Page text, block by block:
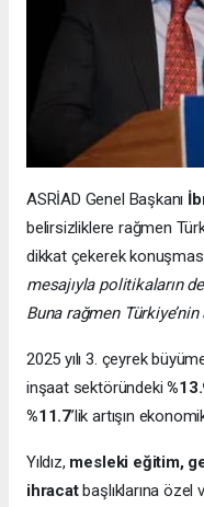
ASRİAD Genel Başkanı
belirsizliklere rağmen
dikkat çekerek
mesajıyla politikaların
Buna rağmen
2025 yılı 3. çeyrek
inşaat sektöründeki
%11.7’lik artışın
Yıldız, mesleki eğitim,
ihracatbaşlıklarına özel